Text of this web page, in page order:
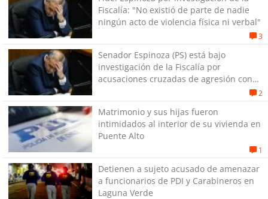
Fiscalía: "No existió de parte de nadie
ningún acto de violencia física ni verbal"
3
Senador Espinoza (PS) está bajo
investigación de la Fiscalía por
acusaciones cruzadas de agresión con
2
Matrimonio y sus hijas fueron
intimidados al interior de su vivienda en
Puente Alto
1
Detienen a sujeto acusado de amenazar
a funcionarios de PDI y Carabineros en
Laguna Verde